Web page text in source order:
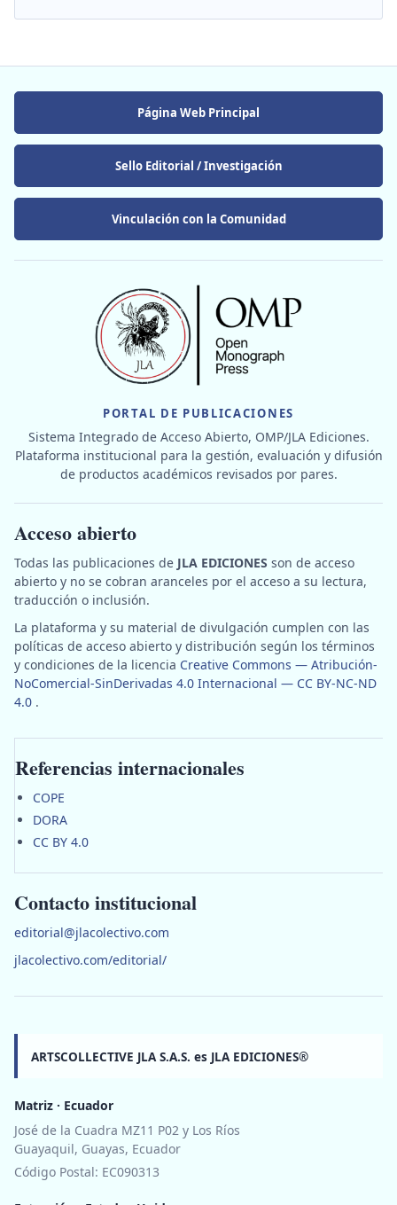
Página Web Principal
Sello Editorial / Investigación
Vinculación con la Comunidad
PORTAL DE PUBLICACIONES
Sistema Integrado de Acceso Abierto, OMP/JLA Ediciones.
Plataforma institucional para la gestión, evaluación y difusión
de productos académicos revisados por pares.
Acceso abierto
Todas las publicaciones de JLA EDICIONES son de acceso
abierto y no se cobran aranceles por el acceso a su lectura,
traducción o inclusión.
La plataforma y su material de divulgación cumplen con las
políticas de acceso abierto y distribución según los términos
y condiciones de la licencia Creative Commons — Atribución-
NoComercial-SinDerivadas 4.0 Internacional — CC BY-NC-ND
4.0 .
Referencias internacionales
COPE
DORA
CC BY 4.0
Contacto institucional
editorial@jlacolectivo.com
jlacolectivo.com/editorial/
ARTSCOLLECTIVE JLA S.A.S. es JLA EDICIONES®
Matriz · Ecuador
José de la Cuadra MZ11 P02 y Los Ríos
Guayaquil, Guayas, Ecuador
Código Postal: EC090313